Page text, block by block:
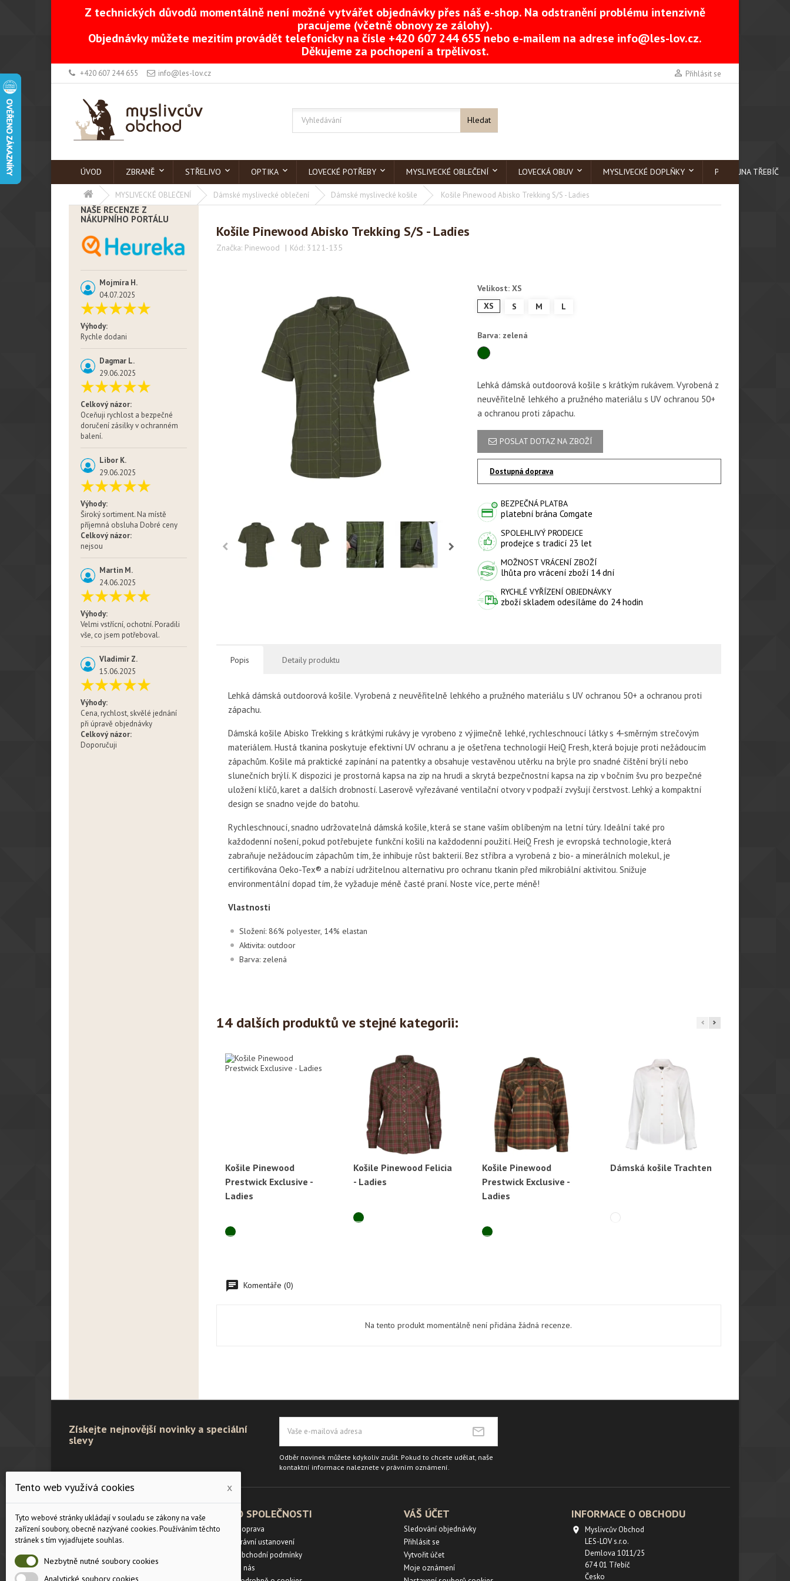
Z technických důvodů momentálně není možné vytvářet objednávky přes náš e-shop. Na odstranění problému intenzivně
pracujeme (včetně obnovy ze zálohy).
Objednávky můžete mezitím provádět telefonicky na čísle +420 607 244 655 nebo e-mailem na adrese info@les-lov.cz.
Děkujeme za pochopení a trpělivost.
+420 607 244 655 info@les-lov.cz  Přihlásit se
Hledat
ÚVOD ZBRANĚ STŘELIVO OPTIKA LOVECKÉ POTŘEBY MYSLIVECKÉ OBLEČENÍ LOVECKÁ OBUV MYSLIVECKÉ DOPLŇKY PRODEJNA TŘEBÍČ
MYSLIVECKÉ OBLEČENÍ Dámské myslivecké oblečení Dámské myslivecké košile Košile Pinewood Abisko Trekking S/S - Ladies
NAŠE RECENZE Z
NÁKUPNÍHO PORTÁLU
Mojmíra H.
04.07.2025
Výhody:
Rychle dodani
Dagmar L.
29.06.2025
Celkový názor:
Oceňuji rychlost a bezpečné
doručení zásilky v ochranném
balení.
Libor K.
29.06.2025
Výhody:
Široký sortiment. Na místě
příjemná obsluha Dobré ceny
Celkový názor:
nejsou
Martin M.
24.06.2025
Výhody:
Velmi vstřícní, ochotní. Poradili
vše, co jsem potřeboval.
Vladimír Z.
15.06.2025
Výhody:
Cena, rychlost, skvělé jednání
při úpravě objednávky
Celkový názor:
Doporučuji
Košile Pinewood Abisko Trekking S/S - Ladies
Značka: Pinewood Kód: 3121-135
Velikost: XS
XS
S M L
Barva: zelená
zelená
Lehká dámská outdoorová košile s krátkým rukávem. Vyrobená z
neuvěřitelně lehkého a pružného materiálu s UV ochranou 50+
a ochranou proti zápachu.
POSLAT DOTAZ NA ZBOŽÍ
Dostupná doprava
BEZPEČNÁ PLATBA
platební brána Comgate
SPOLEHLIVÝ PRODEJCE
prodejce s tradicí 23 let
MOŽNOST VRÁCENÍ ZBOŽÍ
lhůta pro vrácení zboží 14 dní
RYCHLÉ VYŘÍZENÍ OBJEDNÁVKY
zboží skladem odesíláme do 24 hodin
Popis Detaily produktu
Lehká dámská outdoorová košile. Vyrobená z neuvěřitelně lehkého a pružného materiálu s UV ochranou 50+ a ochranou proti
zápachu.
Dámská košile Abisko Trekking s krátkými rukávy je vyrobeno z výjimečně lehké, rychleschnoucí látky s 4-směrným strečovým
materiálem. Hustá tkanina poskytuje efektivní UV ochranu a je ošetřena technologií HeiQ Fresh, která bojuje proti nežádoucím
zápachům. Košile má praktické zapínání na patentky a obsahuje vestavěnou utěrku na brýle pro snadné čištění brýlí nebo
slunečních brýlí. K dispozici je prostorná kapsa na zip na hrudi a skrytá bezpečnostní kapsa na zip v bočním švu pro bezpečné
uložení klíčů, karet a dalších drobností. Laserově vyřezávané ventilační otvory v podpaží zvyšují čerstvost. Lehký a kompaktní
design se snadno vejde do batohu.
Rychleschnoucí, snadno udržovatelná dámská košile, která se stane vaším oblíbeným na letní túry. Ideální také pro
každodenní nošení, pokud potřebujete funkční košili na každodenní použití. HeiQ Fresh je evropská technologie, která
zabraňuje nežádoucím zápachům tím, že inhibuje růst bakterií. Bez stříbra a vyrobená z bio- a minerálních molekul, je
certifikována Oeko-Tex® a nabízí udržitelnou alternativu pro ochranu tkanin před mikrobiální aktivitou. Snižuje
environmentální dopad tím, že vyžaduje méně časté praní. Noste více, perte méně!
Vlastnosti
Složení: 86% polyester, 14% elastan
Aktivita: outdoor
Barva: zelená
14 dalších produktů ve stejné kategorii:
Rychlý náhled
Košile Pinewood
Prestwick Exclusive -
Ladies
Rychlý náhled
Košile Pinewood Felicia
- Ladies
Rychlý náhled
Košile Pinewood
Prestwick Exclusive -
Ladies
Rychlý náhled
Dámská košile Trachten
Komentáře (0)
Na tento produkt momentálně není přidána žádná recenze.
Získejte nejnovější novinky a speciální
slevy
Odběr novinek můžete kdykoliv zrušit. Pokud to chcete udělat, naše
kontaktní informace naleznete v právním oznámení.
PRODUKTY
Velikostní tabulka
Slevy
Napište nám
O SPOLEČNOSTI
Doprava
Právní ustanovení
Obchodní podmínky
O nás
VÁŠ ÚČET
Sledování objednávky
Přihlásit se
Vytvořit účet
Moje oznámení
INFORMACE O OBCHODU

Myslivcův Obchod
LES-LOV s.r.o.
Demlova 1011/25
674 01 Třebíč
Česko
Tento web využívá cookies x
Tyto webové stránky ukládají v souladu se zákony na vaše
zařízení soubory, obecně nazývané cookies. Používáním těchto
stránek s tím vyjadřujete souhlas.
Nezbytně nutné soubory cookies
Analytické soubory cookies